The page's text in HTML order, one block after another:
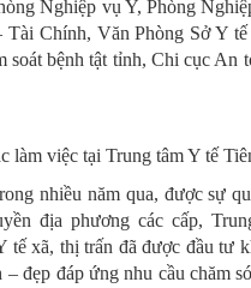
Nghiệp vụ Y, Phòng
Tài Chính, Văn Phòng Sở Y tế
soát bệnh tật tỉnh, Chi cục An
làm việc tại Trung tâm Y tế
nhiều năm qua, được sự
địa phương các cấp,
tế xã, thị trấn đã được đầu tư
– đẹp đáp ứng nhu cầu chăm